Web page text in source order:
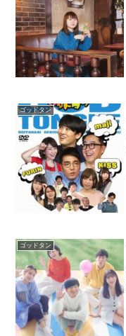
ゴッドタン
ゴッドタン